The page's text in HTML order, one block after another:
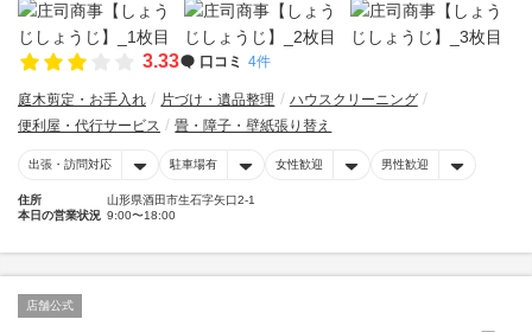
3.33 口コミ 4件
庭木剪定・お手入れ 片づけ・遺品整理
ハウスクリーニング
便利屋・代行サービス
畳・障子・壁紙張り替え
出張・訪問対応 駐車場有 女性歓迎 男性歓迎
住所
山形県酒田市生石字矢口2-1
本日の営業状況 9:00〜18:00
店舗公式